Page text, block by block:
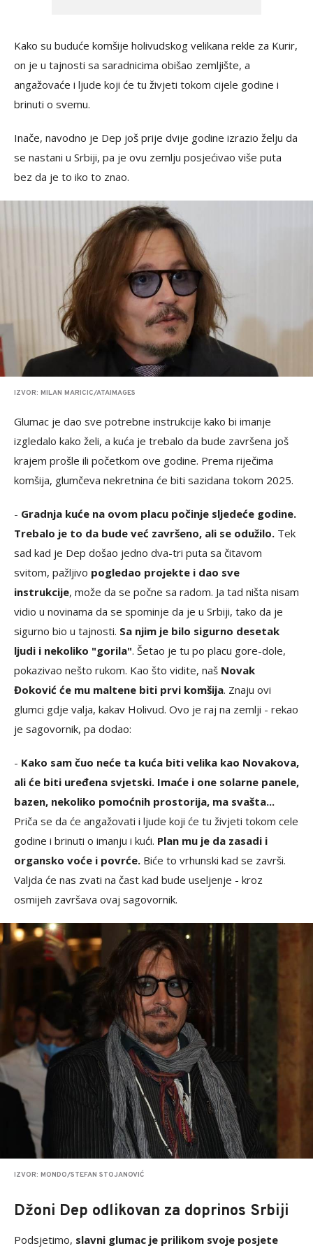
Kako su buduće komšije holivudskog velikana rekle za Kurir,
on je u tajnosti sa saradnicima obišao zemljište, a
angažovaće i ljude koji će tu živjeti tokom cijele godine i
brinuti o svemu.
Inače, navodno je Dep još prije dvije godine izrazio želju da
se nastani u Srbiji, pa je ovu zemlju posjećivao više puta
bez da je to iko to znao.
IZVOR: MILAN MARICIC/ATAIMAGES
Glumac je dao sve potrebne instrukcije kako bi imanje
izgledalo kako želi, a kuća je trebalo da bude završena još
krajem prošle ili početkom ove godine. Prema riječima
komšija, glumčeva nekretnina će biti sazidana tokom 2025.
- Gradnja kuće na ovom placu počinje sljedeće godine.
Trebalo je to da bude već završeno, ali se odužilo. Tek
sad kad je Dep došao jedno dva-tri puta sa čitavom
svitom, pažljivo pogledao projekte i dao sve
instrukcije, može da se počne sa radom. Ja tad ništa nisam
vidio u novinama da se spominje da je u Srbiji, tako da je
sigurno bio u tajnosti. Sa njim je bilo sigurno desetak
ljudi i nekoliko "gorila". Šetao je tu po placu gore-dole,
pokazivao nešto rukom. Kao što vidite, naš Novak
Đoković će mu maltene biti prvi komšija. Znaju ovi
glumci gdje valja, kakav Holivud. Ovo je raj na zemlji - rekao
je sagovornik, pa dodao:
- Kako sam čuo neće ta kuća biti velika kao Novakova,
ali će biti uređena svjetski. Imaće i one solarne panele,
bazen, nekoliko pomoćnih prostorija, ma svašta...
Priča se da će angažovati i ljude koji će tu živjeti tokom cele
godine i brinuti o imanju i kući. Plan mu je da zasadi i
organsko voće i povrće. Biće to vrhunski kad se završi.
Valjda će nas zvati na čast kad bude useljenje - kroz
osmijeh završava ovaj sagovornik.
IZVOR: MONDO/STEFAN STOJANOVIĆ
Džoni Dep odlikovan za doprinos Srbiji
Podsjetimo, slavni glumac je prilikom svoje posjete